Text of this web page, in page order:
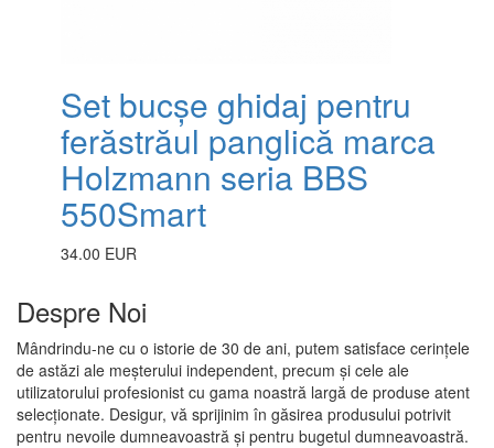
Set bucșe ghidaj pentru
ferăstrăul panglică marca
Holzmann seria BBS
550Smart
34.00 EUR
Despre Noi
Mândrindu-ne cu o istorie de 30 de ani, putem satisface cerințele
de astăzi ale meșterului independent, precum și cele ale
utilizatorului profesionist cu gama noastră largă de produse atent
selecționate. Desigur, vă sprijinim în găsirea produsului potrivit
pentru nevoile dumneavoastră și pentru bugetul dumneavoastră.